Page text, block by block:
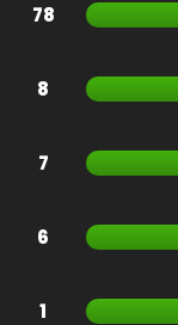
78
8
7
6
1